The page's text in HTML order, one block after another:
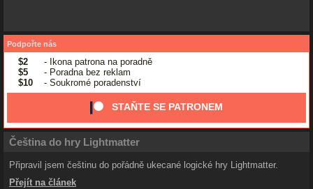
Podpořte nás
$2
- Ikona patrona na poradně
$5
- Poradna bez reklam
$10
- Soukromé poradenství
STAŇTE SE PATRONEM
Čeština do hry Lightmatter
Připravil jsem češtinu do pořádně ukecané logické hry Lightmatter.
Přejít na článek